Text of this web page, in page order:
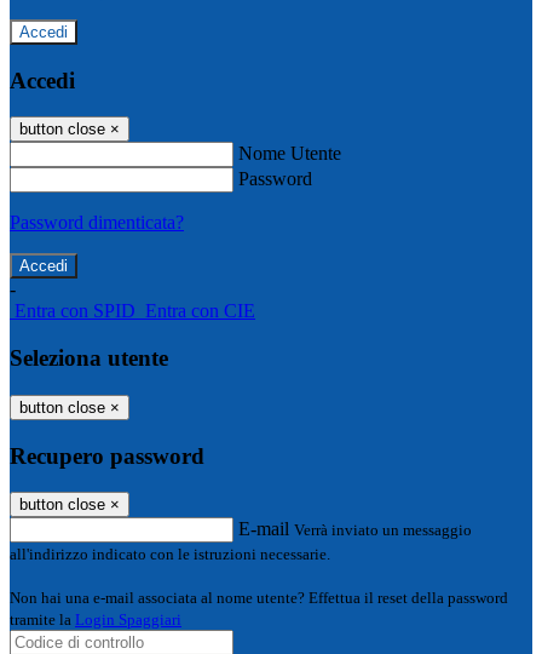
Accedi
Accedi
button close ×
Nome Utente
Password
Password dimenticata?
-
Entra con SPID Entra con CIE
Seleziona utente
button close ×
Recupero password
button close ×
E-mail Verrà inviato un messaggio
all'indirizzo indicato con le istruzioni necessarie.
Non hai una e-mail associata al nome utente? Effettua il reset della password
tramite la Login Spaggiari